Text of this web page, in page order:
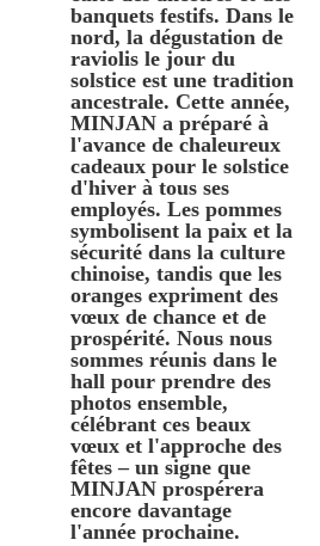
banquets festifs. Dans le
nord, la dégustation de
raviolis le jour du
solstice est une tradition
ancestrale. Cette année,
MINJAN a préparé à
l'avance de chaleureux
cadeaux pour le solstice
d'hiver à tous ses
employés. Les pommes
symbolisent la paix et la
sécurité dans la culture
chinoise, tandis que les
oranges expriment des
vœux de chance et de
prospérité. Nous nous
sommes réunis dans le
hall pour prendre des
photos ensemble,
célébrant ces beaux
vœux et l'approche des
fêtes – un signe que
MINJAN prospérera
encore davantage
l'année prochaine.